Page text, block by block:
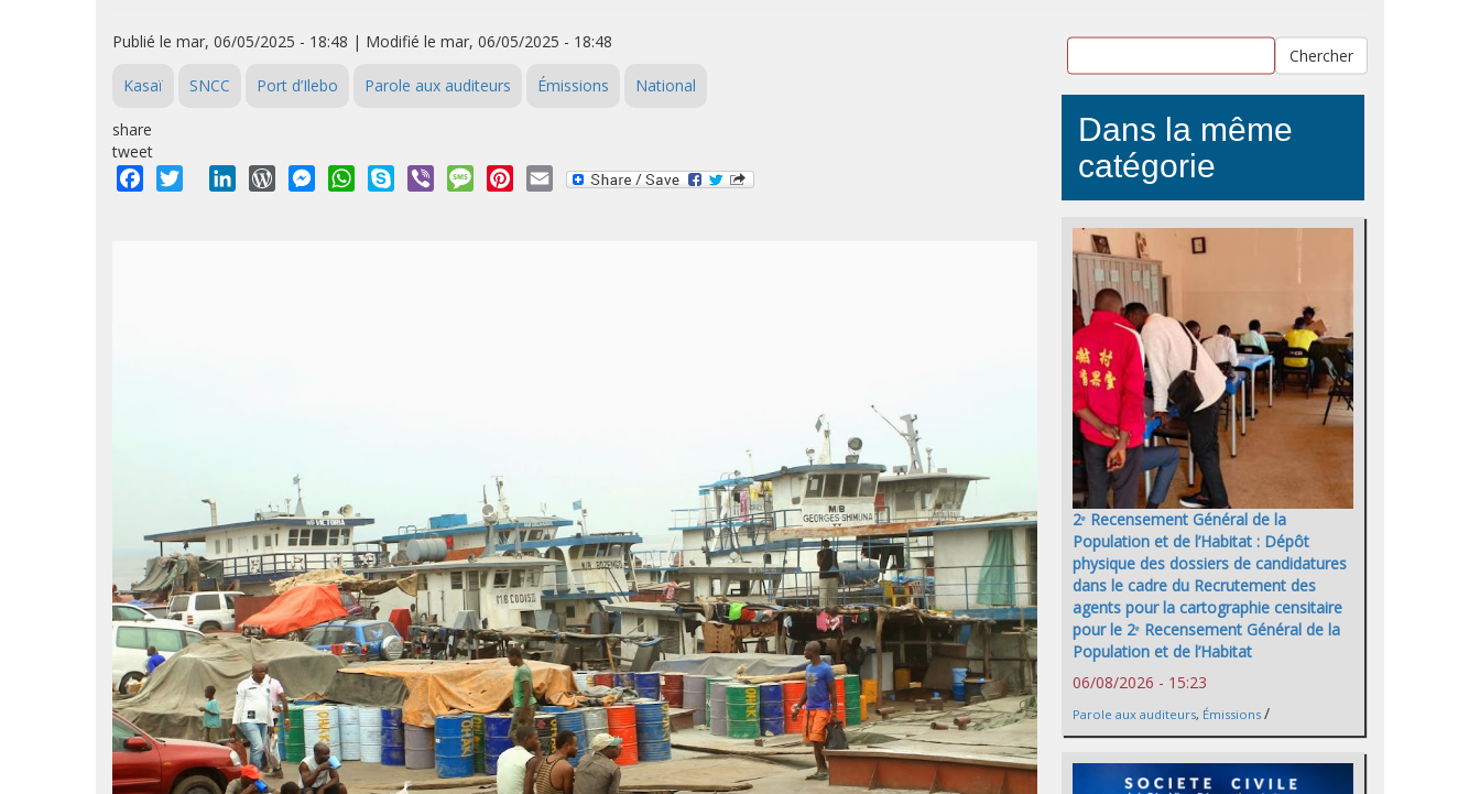
Publié le mar, 06/05/2025 - 18:48 | Modifié le mar, 06/05/2025 - 18:48
Kasaï SNCC Port d’Ilebo Parole aux auditeurs Émissions National
share
tweet
Facebook
Twitter LinkedInWordPressMessengerWhatsApp
Skype Viber MessagePinterest
Email
Chercher
Dans la même
catégorie
2ᵉ Recensement Général de la
Population et de l’Habitat : Dépôt
physique des dossiers de candidatures
dans le cadre du Recrutement des
agents pour la cartographie censitaire
pour le 2ᵉ Recensement Général de la
Population et de l’Habitat
06/08/2026 - 15:23
Parole aux auditeurs, Émissions /